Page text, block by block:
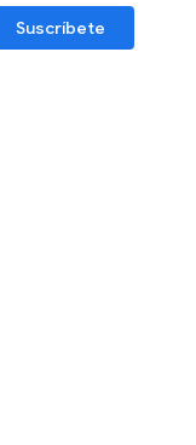
Suscríbete